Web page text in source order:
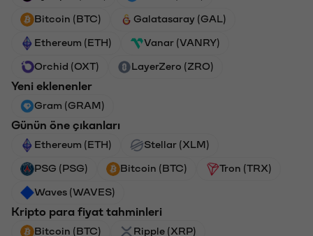
Bitcoin (BTC) Galatasaray (GAL)
Ethereum (ETH) Vanar (VANRY)
Orchid (OXT) LayerZero (ZRO)
Yeni eklenenler
Gram (GRAM)
Günün öne çıkanları
Ethereum (ETH) Stellar (XLM)
PSG (PSG) Bitcoin (BTC) Tron (TRX)
Waves (WAVES)
Kripto para fiyat tahminleri
Bitcoin (BTC) Ripple (XRP)